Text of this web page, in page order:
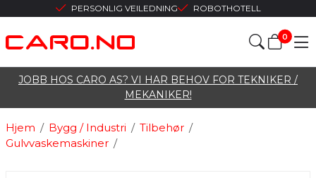
PERSONLIG VEILEDNING ROBOTHOTELL
0
JOBB HOS CARO AS? VI HAR BEHOV FOR TEKNIKER /
MEKANIKER!
/
Hjem /
Bygg / Industri /
Tilbehør
/
Gulvvaskemaskiner